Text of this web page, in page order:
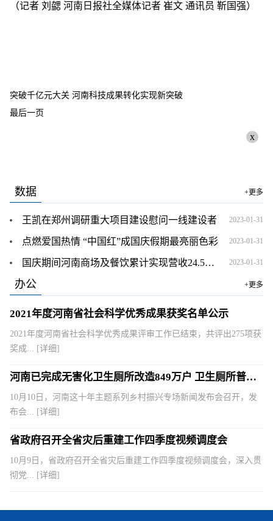
（记者 刘勰 河南日报社全媒体记者 崔文 通讯员 靳国强）
突破千亿元大关 河南科技成果转化实现新突破
最后一页
x
数据 +更多
王凯在郑州调研重大项目建设慰问一线建设者 2023-01-31
点燃爱国热情 “中国红”成国庆假期最亮丽色彩 2023-01-31
国庆期间河南商场及餐饮累计实现营收24.5亿元 2023-01-31
办公 +更多
2021年度河南省社会科学优秀成果获奖名单公示
2021年度河南省社会科学优秀成果评审工作已结束，共评出275项获
奖成... [详细]
河南已完成无害化卫生厕所改造849万户 卫生厕所普及率已
10月10日，河南这十年主题系列乡村振兴专场新闻发布会召开，发
布会... [详细]
省政府召开全省灾后重建工作四季度视频调度会
10月9日，省政府召开全省灾后重建工作四季度视频调度会，深入贯
彻党... [详细]